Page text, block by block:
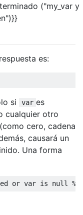
("my_var y
es:
si var es
cualquier otro
(como cero, cadena
causará un
Una forma
or var is null %}